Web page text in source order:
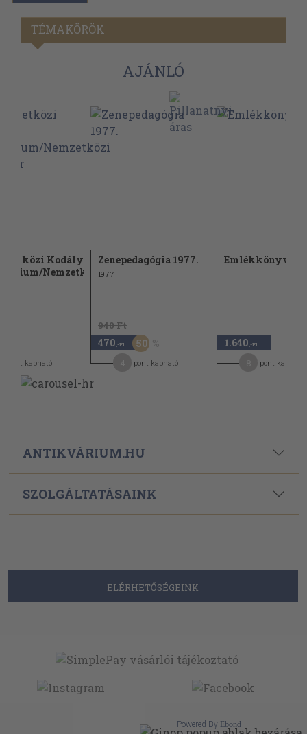
TÉMAKÖRÖK
AJÁNLÓ
Kodály
Nemzetközi...
pont kapható
Zenepedagógia 1977.
1977
940 Ft
470 ,-Ft 50
pont kapható
Emlékkönyv
1.640 ,-Ft
pont kapható
ANTIKVÁRIUM.HU
SZOLGÁLTATÁSAINK
ELÉRHETŐSÉGEINK
Powered By Ebond